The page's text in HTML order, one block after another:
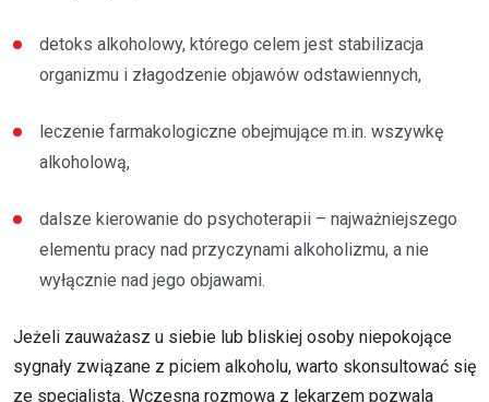
detoks alkoholowy, którego celem jest stabilizacja
organizmu i złagodzenie objawów odstawiennych,
leczenie farmakologiczne obejmujące m.in. wszywkę
alkoholową,
dalsze kierowanie do psychoterapii – najważniejszego
elementu pracy nad przyczynami alkoholizmu, a nie
wyłącznie nad jego objawami.
Jeżeli zauważasz u siebie lub bliskiej osoby niepokojące
sygnały związane z piciem alkoholu, warto skonsultować się
ze specjalistą. Wczesna rozmowa z lekarzem pozwala